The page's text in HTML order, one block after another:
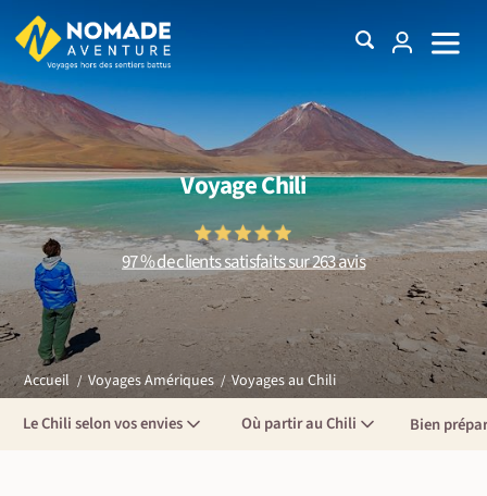
Voyage Chili
97 % de clients satisfaits sur 263 avis
Accueil Voyages Amériques Voyages au Chili
Le Chili selon vos envies Où partir au Chili Bien